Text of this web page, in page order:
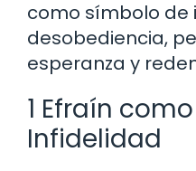
como símbolo de
desobediencia,
esperanza y
1 Efraín
Infidelidad